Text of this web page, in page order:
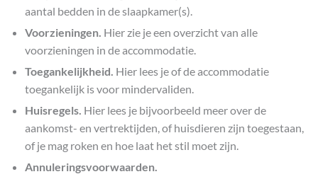
aantal bedden in de slaapkamer(s).
Voorzieningen. Hier zie je een overzicht van alle
voorzieningen in de accommodatie.
Toegankelijkheid. Hier lees je of de accommodatie
toegankelijk is voor mindervaliden.
Huisregels. Hier lees je bijvoorbeeld meer over de
aankomst- en vertrektijden, of huisdieren zijn toegestaan,
of je mag roken en hoe laat het stil moet zijn.
Annuleringsvoorwaarden.